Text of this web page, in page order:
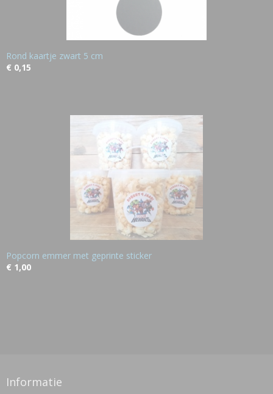
Rond kaartje zwart 5 cm
€ 0,15
Popcorn emmer met geprinte sticker
€ 1,00
Informatie